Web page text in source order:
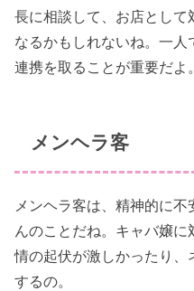
長に相談して、お店として
なるかもしれないね。一人
連携を取ることが重要だよ。
メンヘラ客
メンヘラ客は、精神的に
んのことだね。キャバ嬢
情の起伏が激しかったり、
するの。